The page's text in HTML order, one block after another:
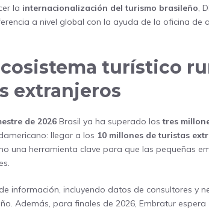
la internacionalización del turismo brasileño,
a nivel global con la ayuda de la oficina de
turístico
extranjeros
de 2026 Brasil ya ha superado lostres
llegar a los 10 millones de turistas
una herramienta clave para que las pequeñas
información, incluyendo datos de consultores y
Además, para finales de 2026, Embratur espera